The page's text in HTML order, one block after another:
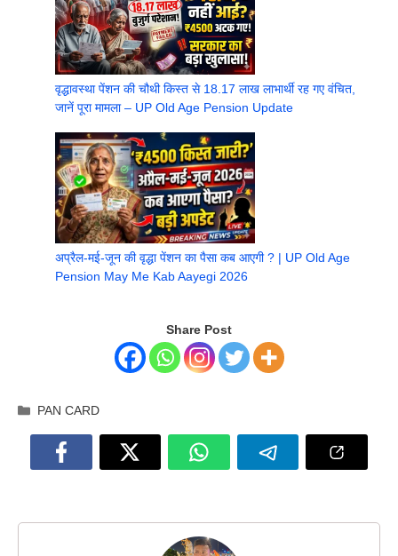
वृद्धावस्था पेंशन की चौथी किस्त से 18.17 लाख लाभार्थी रह गए वंचित,
जानें पूरा मामला – UP Old Age Pension Update
अप्रैल-मई-जून की वृद्धा पेंशन का पैसा कब आएगी ? | UP Old Age
Pension May Me Kab Aayegi 2026
Share Post
Categories
PAN CARD